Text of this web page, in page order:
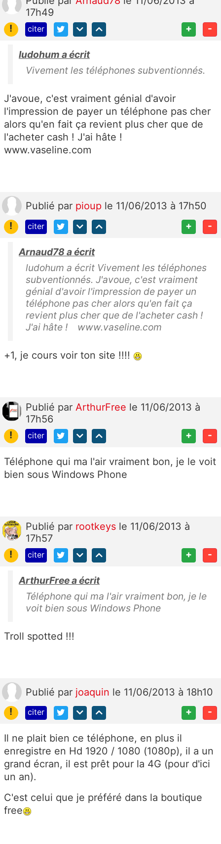
17h49
!
citer + -
ludohum a écrit
Vivement les téléphones subventionnés.
J'avoue, c'est vraiment génial d'avoir
l'impression de payer un téléphone pas cher
alors qu'en fait ça revient plus cher que de
l'acheter cash ! J'ai hâte !
www.vaseline.com
Publié par pioup le 11/06/2013 à 17h50
!
citer + -
Arnaud78 a écrit
ludohum a écrit Vivement les téléphones
subventionnés. J'avoue, c'est vraiment
génial d'avoir l'impression de payer un
téléphone pas cher alors qu'en fait ça
revient plus cher que de l'acheter cash !
J'ai hâte ! www.vaseline.com
+1, je cours voir ton site !!!!
Publié par ArthurFree le 11/06/2013 à
17h56
!
citer + -
Téléphone qui ma l'air vraiment bon, je le voit
bien sous Windows Phone
Publié par rootkeys le 11/06/2013 à
17h57
!
citer + -
ArthurFree a écrit
Téléphone qui ma l'air vraiment bon, je le
voit bien sous Windows Phone
Troll spotted !!!
Publié par joaquin le 11/06/2013 à 18h10
!
citer + -
Il ne plait bien ce téléphone, en plus il
enregistre en Hd 1920 / 1080 (1080p), il a un
grand écran, il est prêt pour la 4G (pour d'ici
un an).
C'est celui que je préféré dans la boutique
free